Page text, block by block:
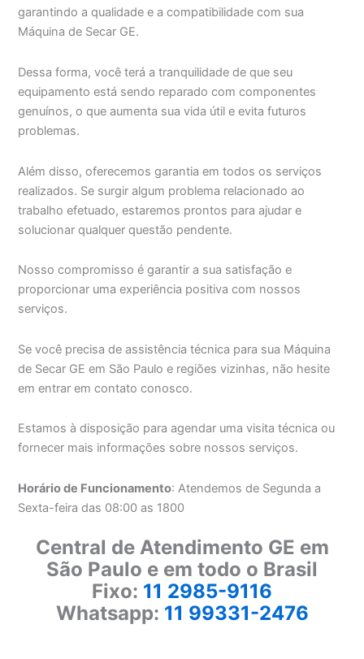
garantindo a qualidade e a compatibilidade com sua
Máquina de Secar GE.
Dessa forma, você terá a tranquilidade de que seu
equipamento está sendo reparado com componentes
genuínos, o que aumenta sua vida útil e evita futuros
problemas.
Além disso, oferecemos garantia em todos os serviços
realizados. Se surgir algum problema relacionado ao
trabalho efetuado, estaremos prontos para ajudar e
solucionar qualquer questão pendente.
Nosso compromisso é garantir a sua satisfação e
proporcionar uma experiência positiva com nossos
serviços.
Se você precisa de assistência técnica para sua Máquina
de Secar GE em São Paulo e regiões vizinhas, não hesite
em entrar em contato conosco.
Estamos à disposição para agendar uma visita técnica ou
fornecer mais informações sobre nossos serviços.
Horário de Funcionamento: Atendemos de Segunda a
Sexta-feira das 08:00 as 1800
Central de Atendimento GE em
São Paulo e em todo o Brasil
Fixo: 11 2985-9116
Whatsapp: 11 99331-2476